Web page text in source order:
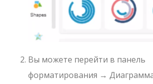
Вы можете перейти в панель
форматирования →